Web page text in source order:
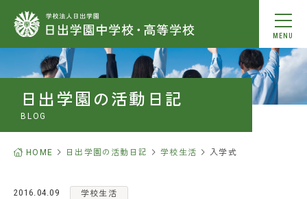
MENU
動画を見る
本校について
教育内容
学校生活
日出学園の活動日記
BLOG
HOME 日出学園の活動日記 学校生活 入学式
2016.04.09 学校生活